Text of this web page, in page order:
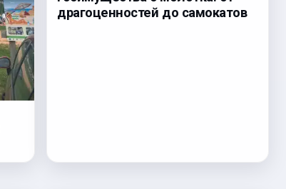
драгоценностей до самокатов